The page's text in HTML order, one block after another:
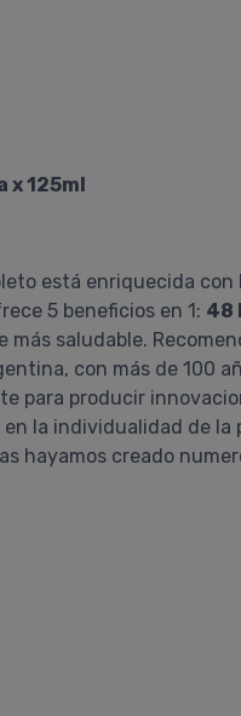
x 125ml
está enriquecida
5 beneficios en 1: 48
más saludable.
con más de 100
para producir
la individualidad de
hayamos creado